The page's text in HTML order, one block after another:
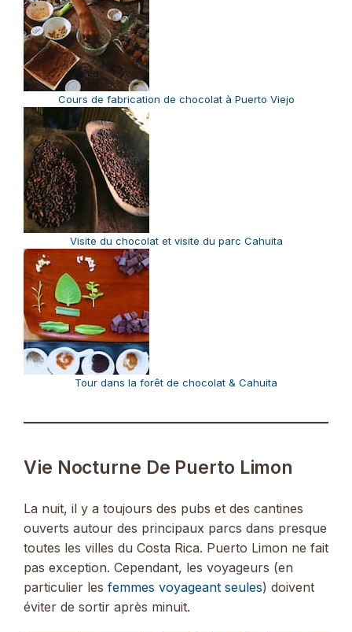
Cours de fabrication de chocolat à Puerto Viejo
Visite du chocolat et visite du parc Cahuita
Tour dans la forêt de chocolat & Cahuita
Vie Nocturne De Puerto Limon
La nuit, il y a toujours des pubs et des cantines
ouverts autour des principaux parcs dans presque
toutes les villes du Costa Rica. Puerto Limon ne fait
pas exception. Cependant, les voyageurs (en
particulier les femmes voyageant seules) doivent
éviter de sortir après minuit.